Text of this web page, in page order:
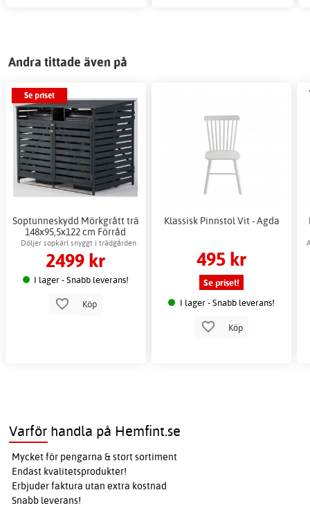
Andra tittade även på
Se priset
Soptunneskydd Mörkgrått trä
148x95,5x122 cm Förråd
byggsats
Döljer sopkärl snyggt i trädgården
2499 kr
I lager - Snabb leverans!
Köp
Klassisk Pinnstol Vit - Agda
495 kr
Se priset!
I lager - Snabb leverans!
Köp
Varför handla på Hemfint.se
Mycket för pengarna & stort sortiment
Endast kvalitetsprodukter!
Erbjuder faktura utan extra kostnad
Snabb leverans!